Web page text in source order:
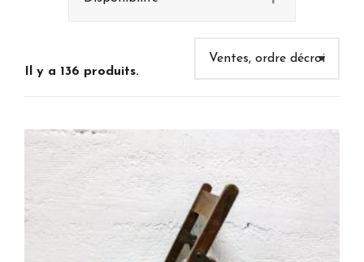
Il y a 136 produits.